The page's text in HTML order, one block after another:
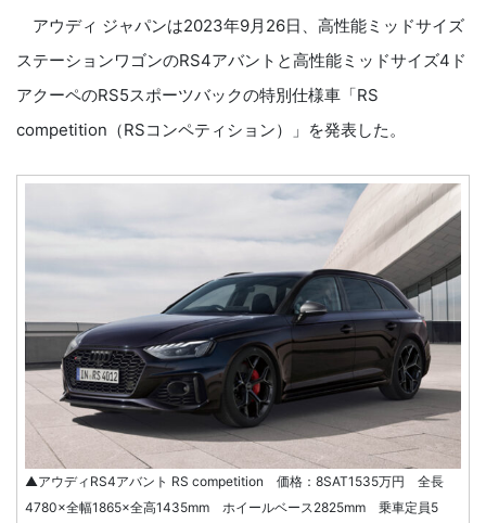
アウディ ジャパンは2023年9月26日、高性能ミッドサイズ
ステーションワゴンのRS4アバントと高性能ミッドサイズ4ド
アクーペのRS5スポーツバックの特別仕様車「RS
competition（RSコンペティション）」を発表した。
▲アウディRS4アバント RS competition 価格：8SAT1535万円 全長
4780×全幅1865×全高1435mm ホイールベース2825mm 乗車定員5